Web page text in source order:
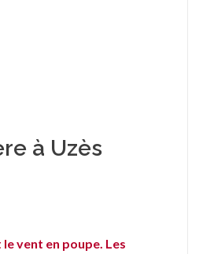
à Uzès
vent en poupe. Les